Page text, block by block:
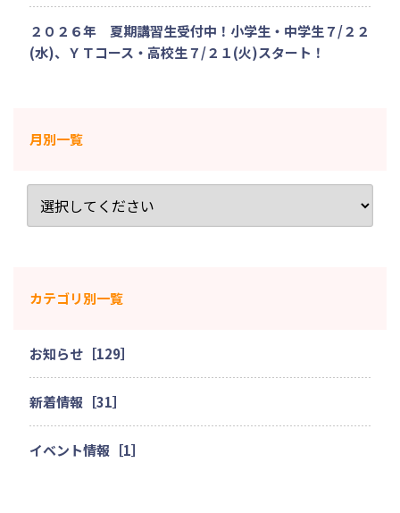
２０２６年 夏期講習生受付中！小学生・中学生７/２２
(水)、ＹＴコース・高校生７/２１(火)スタート！
月別一覧
カテゴリ別一覧
お知らせ［129］
新着情報［31］
イベント情報［1］